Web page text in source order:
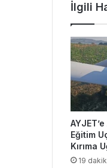
İlgili
Eğitim
Kırıma
19